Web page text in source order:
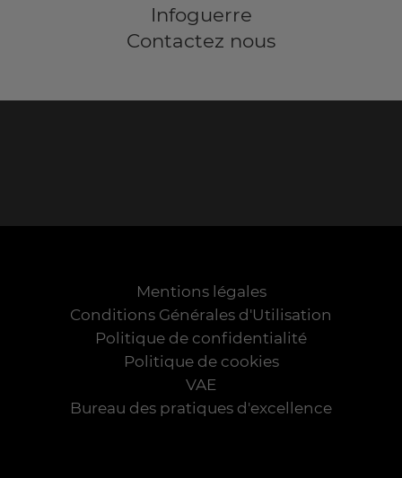
Infoguerre
Contactez nous
Mentions légales
Conditions Générales d'Utilisation
Politique de confidentialité
Politique de cookies
VAE
Bureau des pratiques d'excellence